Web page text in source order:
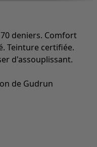
deniers. Comfort
Teinture certifiée.
d'assouplissant.
de Gudrun